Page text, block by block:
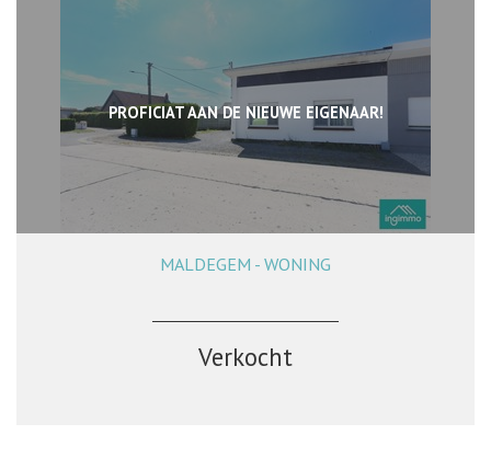
PROFICIAT AAN DE NIEUWE EIGENAAR!
103 m² 2
MALDEGEM - WONING
Verkocht